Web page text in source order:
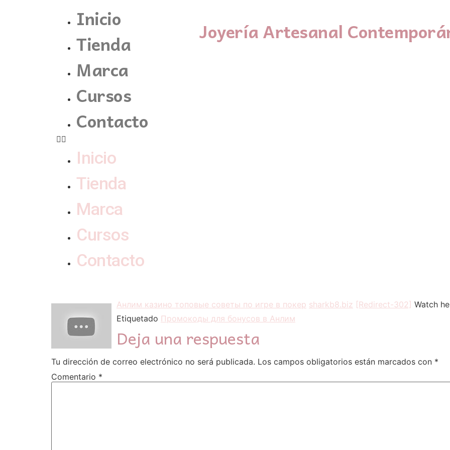
Inicio
Tienda
Marca
Cursos
Contacto
Inicio
Tienda
Marca
Cursos
Contacto
Joyería Artesanal
Анлим казино топовые советы по игре в покер sharkb8.biz [Redirect-302] Watch
Etiquetado Промокоды для бонусов в Анлим
Deja una respuesta
Tu dirección de correo electrónico no será publicada. Los campos obligatorios están marcados con *
Comentario *